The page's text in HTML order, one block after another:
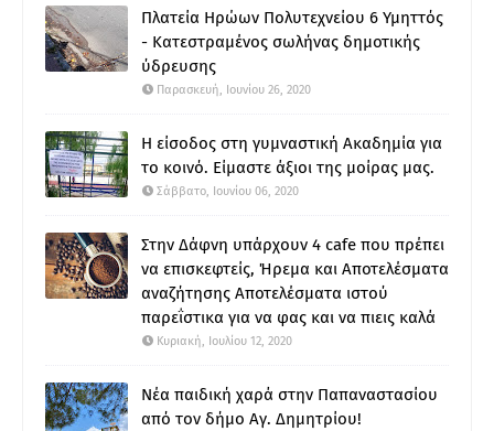
Πλατεία Ηρώων Πολυτεχνείου 6 Υμηττός
- Κατεστραμένος σωλήνας δημοτικής
ύδρευσης
Παρασκευή, Ιουνίου 26, 2020
Η είσοδος στη γυμναστική Ακαδημία για
το κοινό. Είμαστε άξιοι της μοίρας μας.
Σάββατο, Ιουνίου 06, 2020
Στην Δάφνη υπάρχουν 4 cafe που πρέπει
να επισκεφτείς, Ήρεμα και Αποτελέσματα
αναζήτησης Αποτελέσματα ιστού
παρεΐστικα για να φας και να πιεις καλά
Κυριακή, Ιουλίου 12, 2020
Νέα παιδική χαρά στην Παπαναστασίου
από τον δήμο Αγ. Δημητρίου!